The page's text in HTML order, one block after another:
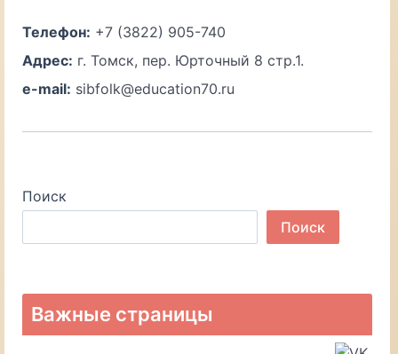
Телефон: +7 (3822) 905-740
Адрес: г. Томск, пер. Юрточный 8 стр.1.
e-mail: sibfolk@education70.ru
Поиск
Поиск
Важные страницы